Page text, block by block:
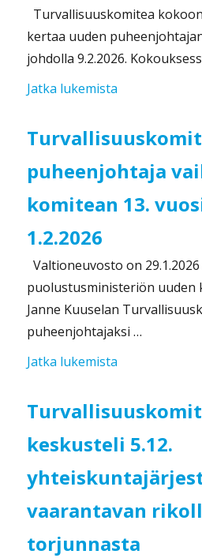
Turvallisuuskomitea
kertaa uuden
johdolla 9.2.2026.
Jatka lukemista
puheenjohtaja
komitean 13.
1.2.2026
Valtioneuvosto on
puolustusministeriön uuden
Janne Kuuselan
puheenjohtajaksi …
Jatka lukemista
keskusteli 5.12.
vaarantavan
torjunnasta